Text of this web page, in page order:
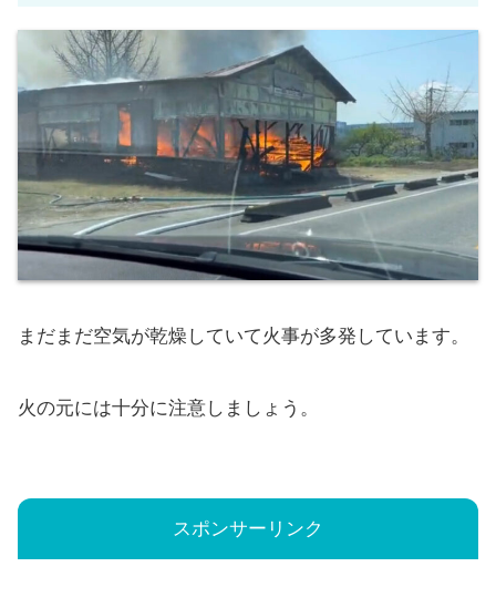
まだまだ空気が乾燥していて火事が多発しています。
火の元には十分に注意しましょう。
スポンサーリンク